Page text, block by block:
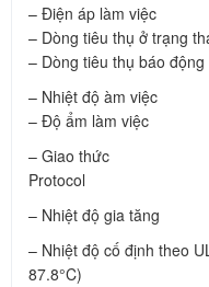
– Điện áp làm
– Dòng tiêu thụ ở
– Dòng tiêu thụ
– Nhiệt độ àm
– Độ ẩm làm
– Giao thức : DCP
Protocol
– Nhiệt độ gia tăng :
– Nhiệt độ cố định theo
87.8°C)